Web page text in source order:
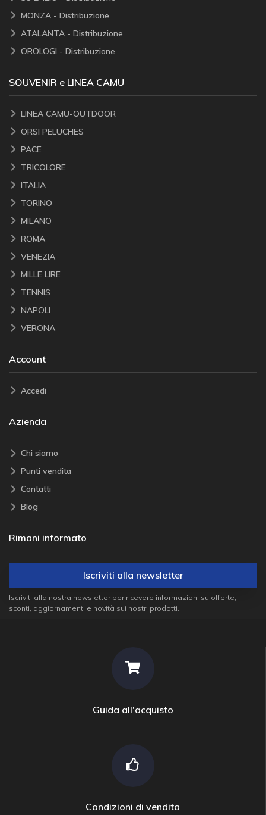
MONZA - Distribuzione
ATALANTA - Distribuzione
OROLOGI - Distribuzione
SOUVENIR e LINEA CAMU
LINEA CAMU-OUTDOOR
ORSI PELUCHES
PACE
TRICOLORE
ITALIA
TORINO
MILANO
ROMA
VENEZIA
MILLE LIRE
TENNIS
NAPOLI
VERONA
Account
Accedi
Azienda
Chi siamo
Punti vendita
Contatti
Blog
Rimani informato
Iscriviti alla newsletter
Iscriviti alla nostra newsletter per ricevere informazioni su offerte,
sconti, aggiornamenti e novità sui nostri prodotti.
Guida all'acquisto
Condizioni di vendita